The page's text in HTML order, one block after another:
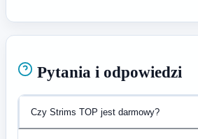
Pytania i odpowiedzi
Czy Strims TOP jest darmowy?